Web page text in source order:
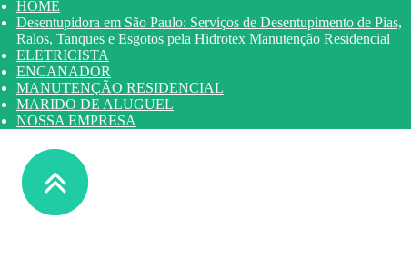
HOME
Desentupidora em São Paulo: Serviços de Desentupimento de Pias,
Ralos, Tanques e Esgotos pela Hidrotex Manutenção Residencial
ELETRICISTA
ENCANADOR
MANUTENÇÃO RESIDENCIAL
MARIDO DE ALUGUEL
NOSSA EMPRESA